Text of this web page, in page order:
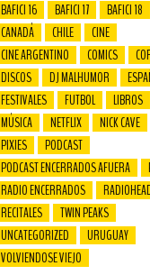
BAFICI 16
BAFICI 17
BAFICI 18
CANADÁ
CHILE
CINE
CINE ARGENTINO
COMICS
DISCOS
DJ MALHUMOR
FESTIVALES
FUTBOL
LIBROS
MÚSICA
NETFLIX NICK CAVE
PIXIES
PODCAST
PODCAST ENCERRADOS AFUERA
RADIO ENCERRADOS
RECITALES
TWIN PEAKS
UNCATEGORIZED
URUGUAY
VOLVIENDOSE VIEJO